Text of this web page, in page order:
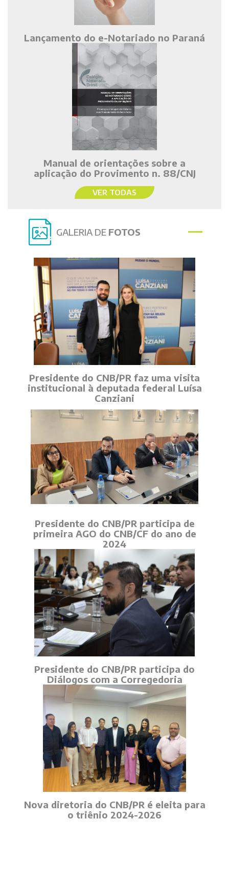
Lançamento do e-Notariado no Paraná
Manual de orientações sobre a
aplicação do Provimento n. 88/CNJ
VER TODAS
GALERIA DE FOTOS
Presidente do CNB/PR faz uma visita
institucional à deputada federal Luísa
Canziani
Presidente do CNB/PR participa de
primeira AGO do CNB/CF do ano de
2024
Presidente do CNB/PR participa do
Diálogos com a Corregedoria
Nova diretoria do CNB/PR é eleita para
o triênio 2024-2026